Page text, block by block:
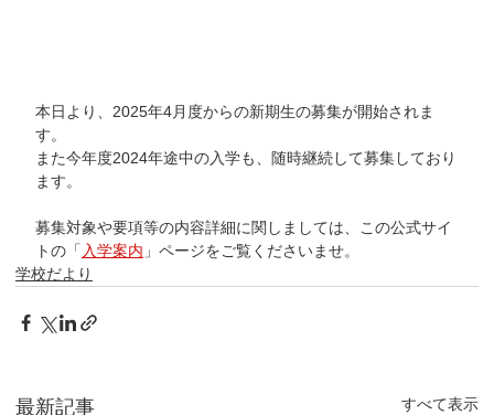
本日より、2025年4月度からの新期生の募集が開始されま
す。
また今年度2024年途中の入学も、随時継続して募集しており
ます。
募集対象や要項等の内容詳細に関しましては、この公式サイ
トの「 入学案内 」ページをご覧くださいませ。
学校だより
最新記事 すべて表示